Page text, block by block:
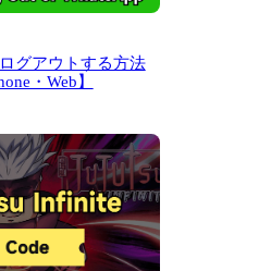
グアウトする方法
・Web】